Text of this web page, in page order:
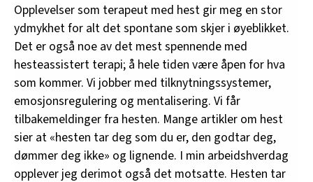
Opplevelser som terapeut med hest gir meg en stor
ydmykhet for alt det spontane som skjer i øyeblikket.
Det er også noe av det mest spennende med
hesteassistert terapi; å hele tiden være åpen for hva
som kommer. Vi jobber med tilknytningssystemer,
emosjonsregulering og mentalisering. Vi får
tilbakemeldinger fra hesten. Mange artikler om hest
sier at «hesten tar deg som du er, den godtar deg,
dømmer deg ikke» og lignende. I min arbeidshverdag
opplever jeg derimot også det motsatte. Hesten tar